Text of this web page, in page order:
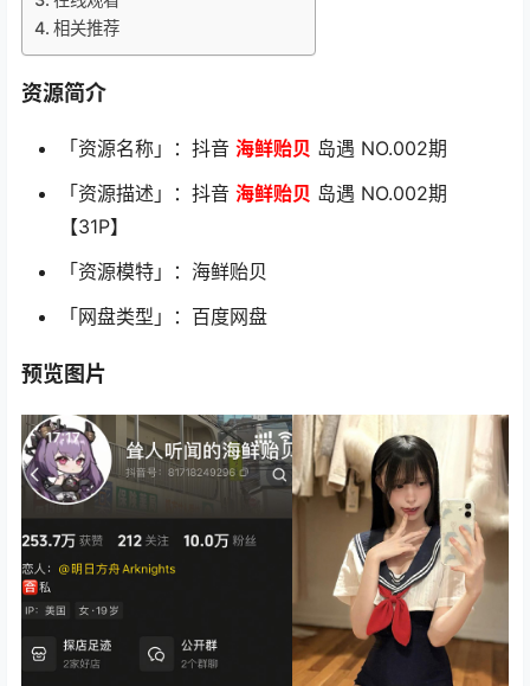
相关推荐
资源简介
「资源名称」：抖音 海鲜贻贝 岛遇 NO.002期
「资源描述」：抖音 海鲜贻贝 岛遇 NO.002期
【31P】
「资源模特」：海鲜贻贝
「网盘类型」：百度网盘
预览图片